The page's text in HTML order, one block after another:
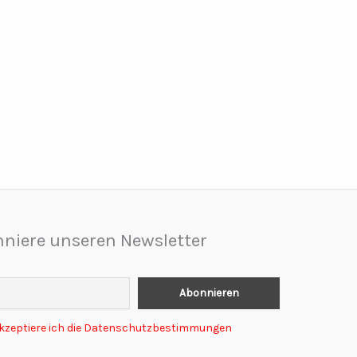
unseren Newsletter
ich die Datenschutzbestimmungen